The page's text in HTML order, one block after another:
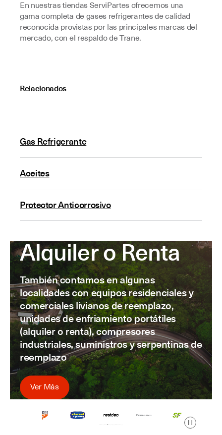
En nuestras tiendas ServiPartes ofrecemos una
gama completa de gases refrigerantes de calidad
reconocida provistas por las principales marcas del
mercado, con el respaldo de Trane.
Relacionados
Gas Refrigerante
Aceites
Protector Anticorrosivo
Alquiler o Renta
También contamos en algunas
localidades con equipos residenciales y
comerciales livianos de reemplazo,
unidades de enfriamiento portátiles
(alquiler o renta), compresores
industriales, suministros y serpentinas de
reemplazo
Ver Más
Pausa